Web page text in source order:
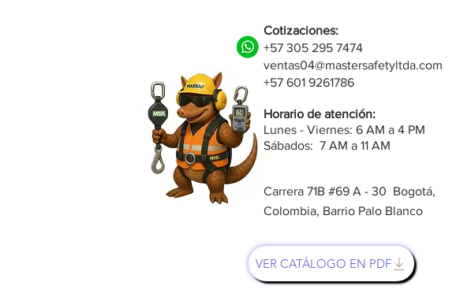
Cotizaciones:
+57 305 295 7474
ventas04@mastersafetyltda.com
+57 601 9261786
Horario de atención:
Lunes - Viernes: 6 AM a 4 PM
Sábados: 7 AM a 11 AM
Carrera 71B #69 A - 30 Bogotá,
Colombia, Barrio Palo Blanco
VER CATÁLOGO EN PDF